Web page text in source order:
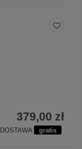
379,00 zł
DOSTAWA gratis